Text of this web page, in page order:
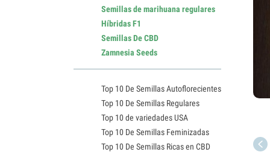
Semillas de marihuana regulares
Híbridas F1
Semillas De CBD
Zamnesia Seeds
Top 10 De Semillas Autoflorecientes
Top 10 De Semillas Regulares
Top 10 de variedades USA
Top 10 De Semillas Feminizadas
Top 10 De Semillas Ricas en CBD